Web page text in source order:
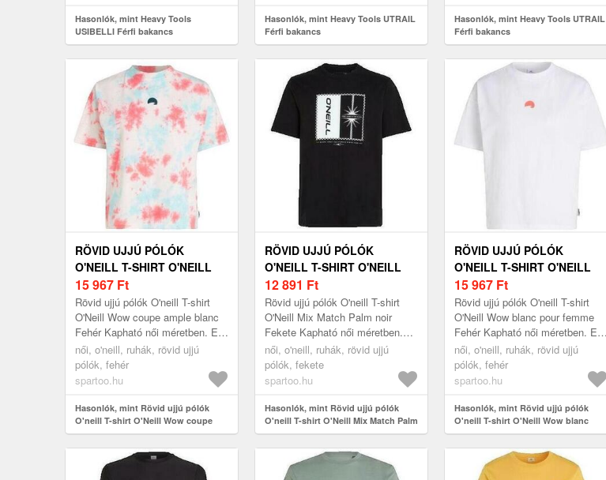
Hasonlók, mint Heavy Tools
USIBELLI Férfi bakancs
Hasonlók, mint Heavy Tools UTRAIL
Férfi bakancs
Hasonlók, mint Heavy Tools UTRAIL
Férfi bakancs
RÖVID UJJÚ PÓLÓK
O'NEILL T-SHIRT O'NEILL
WOW COUPE AMPLE
BLANC
15 967 Ft
Rövid ujjú pólók O'neill T-shirt
O'Neill Wow coupe ample blanc
Fehér Kapható női méretben. EU
S, EU M Női > Ruhák > Rövid
ujjú pólók
női, o'neill, ruhák, rövid ujjú
pólók, fehér
spartoo.hu
Hasonlók, mint Rövid ujjú pólók
O'neill T-shirt O'Neill Wow coupe
ample blanc
RÖVID UJJÚ PÓLÓK
O'NEILL T-SHIRT O'NEILL
MIX MATCH PALM NOIR
12 891 Ft
Rövid ujjú pólók O'neill T-shirt
O'Neill Mix Match Palm noir
Fekete Kapható női méretben.
EU M, EU L, EU XL Női > Ruhák
> Rövid ujjú pólók
női, o'neill, ruhák, rövid ujjú
pólók, fekete
spartoo.hu
Hasonlók, mint Rövid ujjú pólók
O'neill T-shirt O'Neill Mix Match Palm
noir
RÖVID UJJÚ PÓLÓK
O'NEILL T-SHIRT O'NEILL
WOW BLANC POUR FEMME
15 967 Ft
Rövid ujjú pólók O'neill T-shirt
O'Neill Wow blanc pour femme
Fehér Kapható női méretben. EU
S, EU M Női > Ruhák > Rövid
ujjú pólók
női, o'neill, ruhák, rövid ujjú
pólók, fehér
spartoo.hu
Hasonlók, mint Rövid ujjú pólók
O'neill T-shirt O'Neill Wow blanc
pour femme